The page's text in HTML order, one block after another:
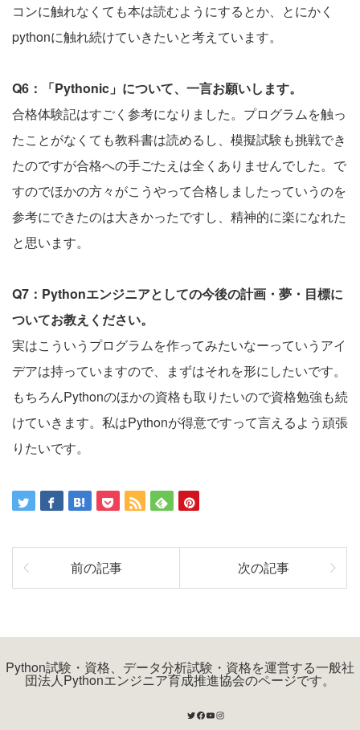
コンに触れなくても本は読むようにするとか、とにかく
pythonに触れ続けていきたいと考えています。
Q6：「Pythonic」について、一言お願いします。
合格体験記はすごく参考になりました。プログラムを触っ
たことがなくても教科書は読めるし、模擬試験も挑戦でき
たのですが合格への手ごたえは全くありませんでした。で
すのでほかの方々がこうやって合格しましたっていうのを
参考にできたのは大きかったですし、精神的に楽になれた
と思います。
Q7：Pythonエンジニアとしての今後の計画・夢・目標に
ついてお教えください。
実はこういうプログラムを作ってみたいなーっていうアイ
デアは持っていますので、まずはそれを形にしたいです。
もちろんPythonのほかの資格も取りたいので資格勉強も続
けていきます。私はPythonが得意ですって言えるよう頑張
りたいです。
前の記事 次の記事
Python試験・資格、データ分析試験・資格を運営する一般社
団法人Pythonエンジニア育成推進協会のページです。
Twitter
Facebook
YouTube
Instagram